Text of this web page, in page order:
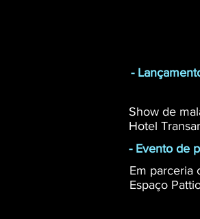
-
Show de
Hotel
- Evento de
Em parceria
Espaço